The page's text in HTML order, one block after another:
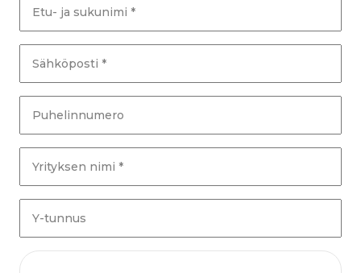
Etu- ja sukunimi *
Sähköposti *
Puhelinnumero
Yrityksen nimi *
Y-tunnus